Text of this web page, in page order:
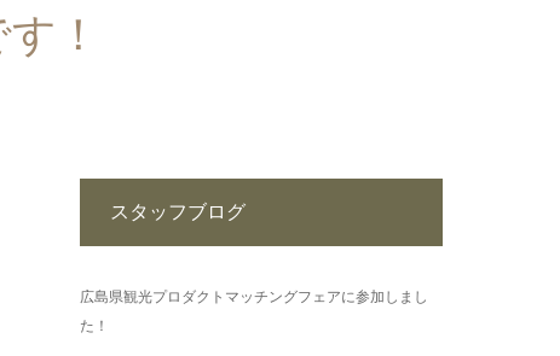
！
スタッフブログ
広島県観光プロダクトマッチングフェアに参加しまし
た！